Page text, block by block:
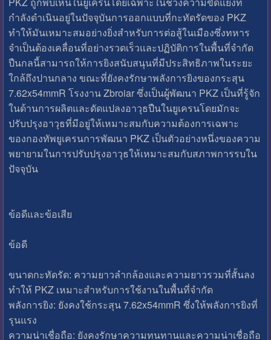
กำลังดำเนินอยู่ในปัจจุบันการออกแบบที่กะทัดรัดของ PKZ
ทำให้มันเหมาะสมอย่างยิ่งสำหรับการต่อสู้ในเมืองซึ่งทหาร
จำเป็นต้องเคลื่อนที่อย่างรวดเร็วและปฏิบัติการในพื้นที่จำกัด
ปืนกลนี้สามารถให้การยิงสนับสนุนที่มีประสิทธิภาพในระยะ
ใกล้ถึงปานกลาง ขณะที่ยังคงรักษาพลังการยิงของกระสุน
7.62x54mmR โรงงาน Zbroiar ซึ่งเป็นผู้พัฒนา PKZ เป็นที่รู้จัก
ในด้านการผลิตและดัดแปลงอาวุธปืนในยูเครนโดยมักจะ
ปรับปรุงอาวุธที่มีอยู่ให้เหมาะสมกับความต้องการเฉพาะ
ของกองทัพยูเครนการพัฒนา PKZ เป็นตัวอย่างหนึ่งของความ
พยายามในการปรับปรุงอาวุธให้เหมาะสมกับสภาพการรบใน
ปัจจุบัน
ข้อดีและข้อเสีย
ข้อดี
ขนาดกะทัดรัด: ความยาวลำกล้องและความยาวรวมที่สั้นลง
ทำให้ PKZ เหมาะสำหรับการใช้งานในพื้นที่จำกัด
พลังการยิง: ยังคงใช้กระสุน 7.62x54mmR ซึ่งให้พลังการยิงที่
รุนแรง
ความน่าเชื่อถือ: ยังคงรักษาความทนทานและความน่าเชื่อถือ